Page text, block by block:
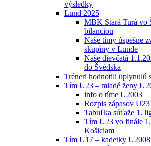
výsledky
Lund 2025
MBK Stará Turá vo
bilanciou
Naše tímy úspešne
skupiny v Lunde
Naše dievčatá
do Švédska
Tréneri hodnotili uplynulú
Tím U23 – mladé ženy
info o tíme U2003
Rozpis zápasov U23
Tabuľka súťaže 1.
Tím U23 vo finále
Košiciam
Tím U17 – kadetky U2008